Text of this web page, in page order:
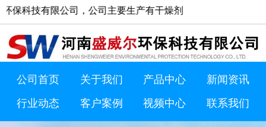
科技有限公司，公司主要生产有干燥剂，活性氧化铝，分子
公司首页 关于我们 产品中心
新闻资讯
行业动态
客户案例 视频中心 联系我们